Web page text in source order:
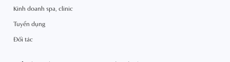
Kinh doanh spa, clinic
Tuyển dụng
Đối tác